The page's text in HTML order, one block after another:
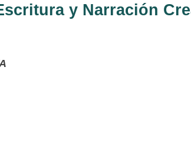
y Narración